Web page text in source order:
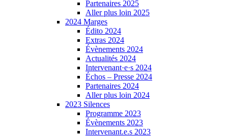
Partenaires 2025
Aller plus loin 2025
2024 Marges
Édito 2024
Extras 2024
Évènements 2024
Actualités 2024
Intervenant·e·s 2024
Échos – Presse 2024
Partenaires 2024
Aller plus loin 2024
2023 Silences
Programme 2023
Évènements 2023
Intervenant.e.s 2023